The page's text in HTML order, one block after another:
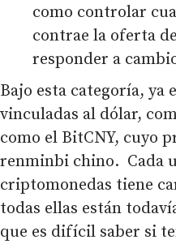
como controlar
contrae la oferta
responder a
Bajo esta categoría, ya
vinculadas al dólar,
como el BitCNY, cuyo
renminbi chino. Cada
criptomonedas tiene
todas ellas están
que es difícil saber si